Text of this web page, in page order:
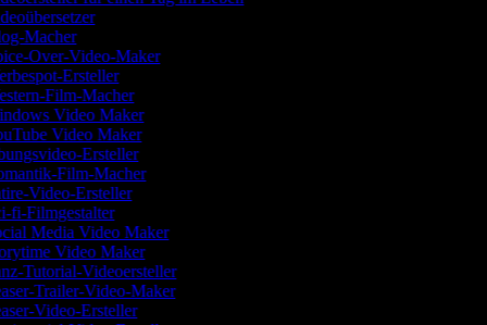
Macher
Over-Video-Maker
Ersteller
Film-Macher
Video Maker
Video Maker
Ersteller
Film-Macher
Video-Ersteller
fi-Filmgestalter
Media Video Maker
Video Maker
Tutorial-Videoersteller
Trailer-Video-Maker
Video-Ersteller